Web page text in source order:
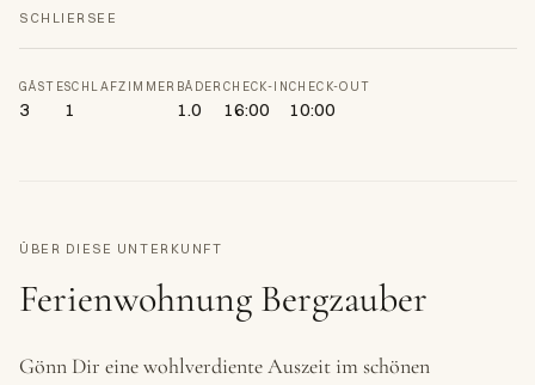
SCHLIERSEE
GÄSTE
3
SCHLAFZIMMER
1
BÄDER
1.0
CHECK-IN
16:00
CHECK-OUT
10:00
ÜBER DIESE UNTERKUNFT
Ferienwohnung Bergzauber
Gönn Dir eine wohlverdiente Auszeit im schönen